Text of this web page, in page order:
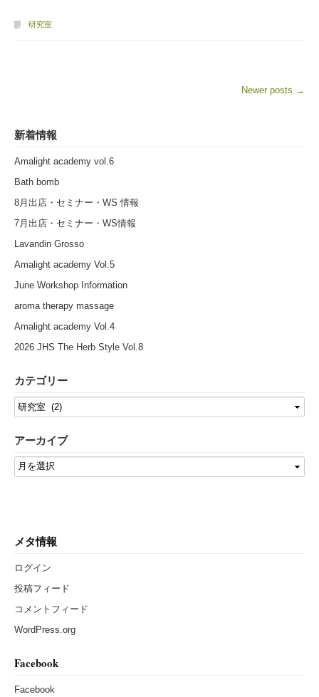
研究室
Newer posts →
新着情報
Amalight academy vol.6
Bath bomb
8月出店・セミナー・WS 情報
7月出店・セミナー・WS情報
Lavandin Grosso
Amalight academy Vol.5
June Workshop Information
aroma therapy massage
Amalight academy Vol.4
2026 JHS The Herb Style Vol.8
カテゴリー
アーカイブ
メタ情報
ログイン
投稿フィード
コメントフィード
WordPress.org
Facebook
Facebook